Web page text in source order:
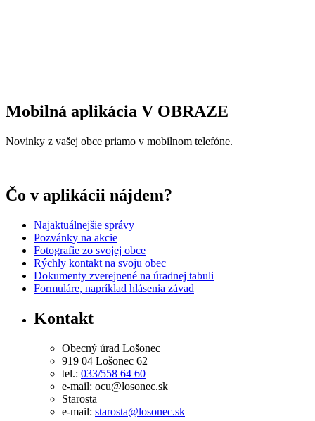
Mobilná aplikácia V OBRAZE
Novinky z vašej obce priamo v mobilnom telefóne.
Čo v aplikácii nájdem?
Najaktuálnejšie správy
Pozvánky na akcie
Fotografie zo svojej obce
Rýchly kontakt na svoju obec
Dokumenty zverejnené na úradnej tabuli
Formuláre, napríklad hlásenia závad
Kontakt
Obecný úrad Lošonec
919 04 Lošonec 62
tel.: 033/558 64 60
e-mail: ocu@losonec.sk
Starosta
e-mail: starosta@losonec.sk